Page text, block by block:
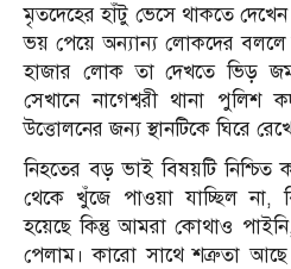
মৃতদেহের হাঁটু ভেসে থাকতে
ভয় পেয়ে অন্যান্য লোকদের বললে
হাজার লোক তা দেখতে ভিড়
সেখানে নাগেশ্বরী থানা পুলিশ
উত্তোলনের জন্য স্থানটিকে ঘিরে
নিহতের বড় ভাই বিষয়টি
থেকে খুঁজে পাওয়া যাচ্ছিল না,
হয়েছে কিন্তু আমরা কোথাও
পেলাম। কারো সাথে শত্রুতা